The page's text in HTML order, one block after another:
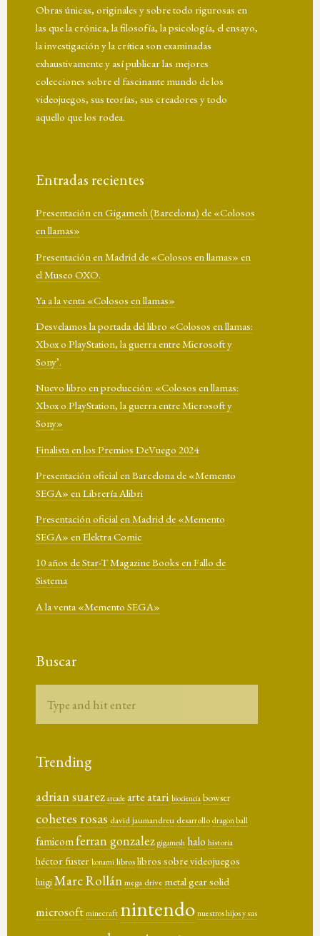
Obras únicas, originales y sobre todo rigurosas en
las que la crónica, la filosofía, la psicología, el ensayo,
la investigación y la crítica son examinadas
exhaustivamente y así publicar las mejores
colecciones sobre el fascinante mundo de los
videojuegos, sus teorías, sus creadores y todo
aquello que los rodea.
Entradas recientes
Presentación en Gigamesh (Barcelona) de «Colosos
en llamas»
Presentación en Madrid de «Colosos en llamas» en
el Museo OXO.
Ya a la venta «Colosos en llamas»
Desvelamos la portada del libro «Colosos en llamas:
Xbox o PlayStation, la guerra entre Microsoft y
Sony’.
Nuevo libro en producción: «Colosos en llamas:
Xbox o PlayStation, la guerra entre Microsoft y
Sony»
Finalista en los Premios DeVuego 2024
Presentación oficial en Barcelona de «Memento
SEGA» en Librería Alibri
Presentación oficial en Madrid de «Memento
SEGA» en Elektra Comic
10 años de Star-T Magazine Books en Fallo de
Sistema
A la venta «Memento SEGA»
Buscar
Trending
adrian suarez arcade arteatari biociencia bowser
cohetes rosas david jaumandreu desarrollodragon ball
famicomferran gonzalez gigamesh halo historia
héctor fuster konami libroslibros sobre videojuegos
luigiMarc Rollánmega drive metal gear solid
microsoftminecraft nintendonuestros hijos y sus